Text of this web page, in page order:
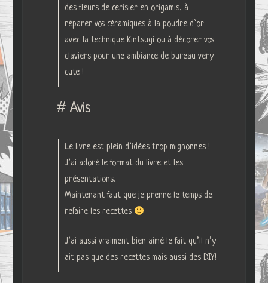
des fleurs de cerisier en origamis, à
réparer vos céramiques à la poudre d’or
avec la technique Kintsugi ou à décorer vos
claviers pour une ambiance de bureau very
cute !
# Avis
Le livre est plein d’idées trop mignonnes !
J’ai adoré le format du livre et les
présentations.
Maintenant faut que je prenne le temps de
refaire les recettes
J’ai aussi vraiment bien aimé le fait qu’il n’y
ait pas que des recettes mais aussi des DIY!